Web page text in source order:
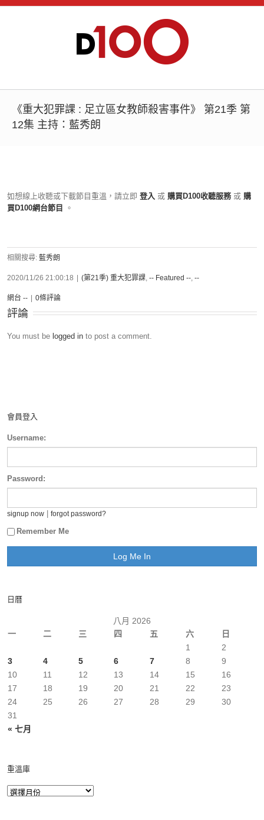
《重大犯罪課 : 足立區女教師殺害事件》 第21季 第
12集 主持：藍秀朗
如想線上收聽或下載節目重溫，請立即 登入 或 購買D100收聽服務 或 購
買D100網台節目
。
相關搜尋: 藍秀朗
2020/11/26 21:00:18 (第21季) 重大犯罪課, -- Featured --, --
網台 -- 0條評論
評論
You must be logged in to post a comment.
會員登入
Username:
Password:
signup now forgot password?
Remember Me
日曆
八月 2026
一
二 三 四 五 六 日
« 七月
1
2
3
4 5 6 7 8
9
10
11 12 13 14 15
16
17
18 19 20 21 22
23
24
25 26 27 28 29
30
31
重溫庫